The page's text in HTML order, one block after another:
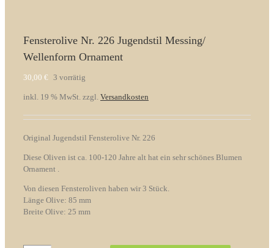
Fensterolive Nr. 226 Jugendstil Messing/
Wellenform Ornament
30,00 € 3 vorrätig
inkl. 19 % MwSt. zzgl. Versandkosten
Original Jugendstil Fensterolive Nr. 226
Diese Oliven ist ca. 100-120 Jahre alt hat ein sehr schönes Blumen
Ornament .
Von diesen Fensteroliven haben wir 3 Stück.
Länge Olive: 85 mm
Breite Olive: 25 mm